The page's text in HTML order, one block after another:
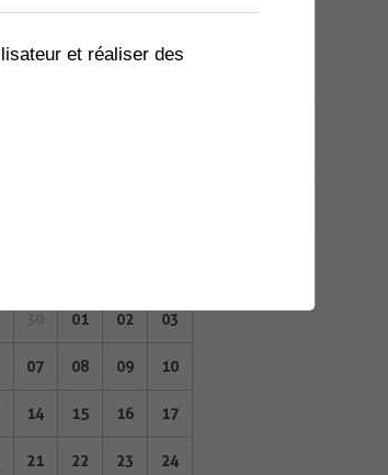
16 17 18 19
01 02 03
07 08 09 10
14 15 16 17
21 22 23 24
et réaliser des